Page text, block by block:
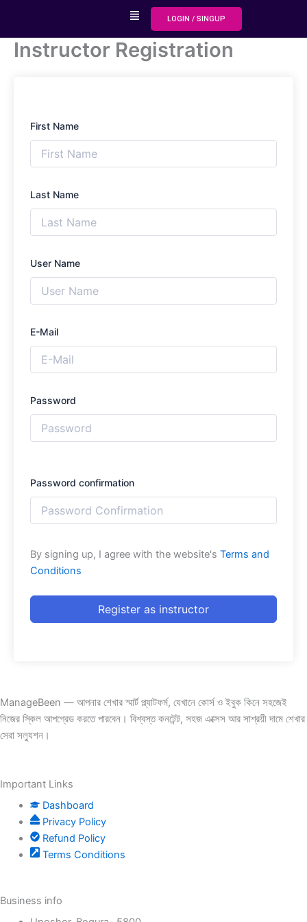
content
Menu LOGIN / SINGUP
Instructor Registration
First Name
Last Name
User Name
E-Mail
Password
Password confirmation
By signing up, I agree with the website's Terms and
Conditions
Register as instructor
ManageBeen — আপনার শেখার স্মার্ট প্ল্যাটফর্ম, যেখানে কোর্স ও ইবুক কিনে সহজেই
নিজের স্কিল আপগ্রেড করতে পারবেন। বিশ্বস্ত কনটেন্ট, সহজ এক্সেস আর সাশ্রয়ী দামে শেখার
সেরা সল্যুশন।
Important Links
Dashboard
Privacy Policy
Refund Policy
Terms Conditions
Business info